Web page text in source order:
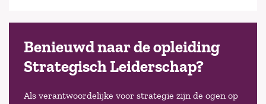
Benieuwd naar de opleiding
Strategisch Leiderschap?
Als verantwoordelijke voor strategie zijn de ogen op